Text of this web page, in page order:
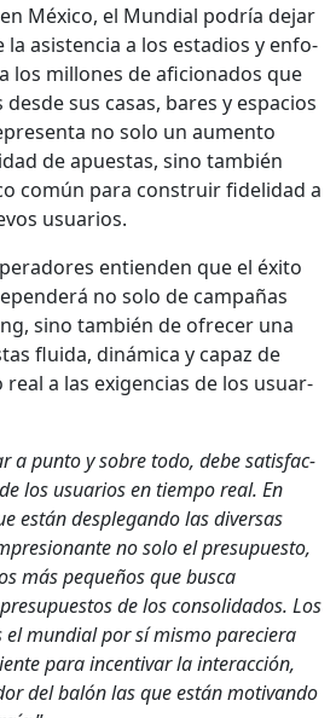
Méx­i­co, el Mundi­al podría dejar
asis­ten­cia a los esta­dios y enfo­
los mil­lones de afi­ciona­dos que
sus casas, bares y espa­cios
no solo un aumen­to
de apues­tas, sino tam­bién
común para con­stru­ir fidel­i­dad a
usuar­ios.
entien­den que el éxi­to
no solo de cam­pañas
sino tam­bién de ofre­cer una
flu­i­da, dinámi­ca y capaz de
a las exi­gen­cias de los usuar­
a pun­to y sobre todo, debe sat­is­fac­
los usuar­ios en tiem­po real. En
están desple­gan­do las diver­sas
no solo el pre­supuesto,
más pequeños que bus­ca
de los con­sol­i­da­dos. Los
el mundi­al por sí mis­mo pareciera
para incen­ti­var la inter­ac­ción,
del balón las que están moti­van­do